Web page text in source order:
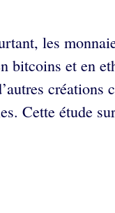
les
bitcoins et en
créations
Cette étude